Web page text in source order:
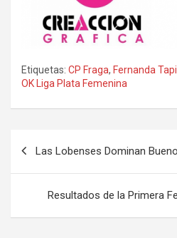
Etiquetas: CP Fraga, Fernanda
OK Liga Plata Femenina
Las Lobenses Dominan
Resultados de la Primera